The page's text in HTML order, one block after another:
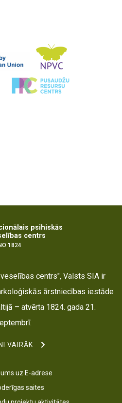
psihiskās
centrs
1824
centrs", Valsts SIA ir
ārstniecības iestāde
– atvērta 1824. gada 21.
VAIRĀK
uz E-adrese
saites